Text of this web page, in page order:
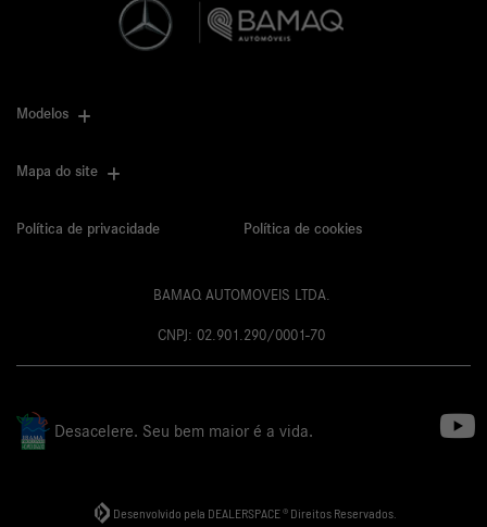
Modelos
Mapa do site
Política de privacidade Política de cookies
BAMAQ AUTOMOVEIS LTDA.
CNPJ: 02.901.290/0001-70
Desacelere. Seu bem maior é a vida.
Desenvolvido pela DEALERSPACE ® Direitos Reservados.